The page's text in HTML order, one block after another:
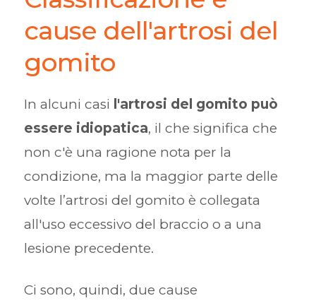
cause dell'artrosi del
gomito
In alcuni casi l'artrosi del gomito può
essere idiopatica, il che significa che
non c'è una ragione nota per la
condizione, ma la maggior parte delle
volte l’artrosi del gomito è collegata
all'uso eccessivo del braccio o a una
lesione precedente.
Ci sono, quindi, due cause